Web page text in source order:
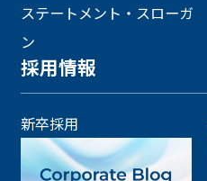
ステートメント・スローガ
ン
採用情報
新卒採用